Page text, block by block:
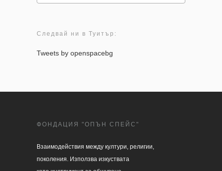
Следвай ни в Туитър:
Tweets by openspacebg
ФОНДАЦИЯ "ОПЪН СПЕЙС"
Взаимодействия между култури, религии,
поколения. Използва изкуствата